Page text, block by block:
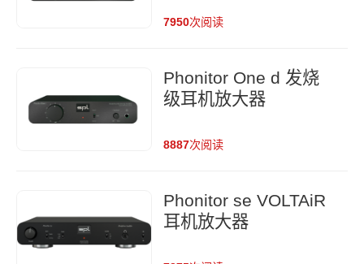
7950次阅读
Phonitor One d 发烧
级耳机放大器
8887次阅读
Phonitor se VOLTAiR
耳机放大器